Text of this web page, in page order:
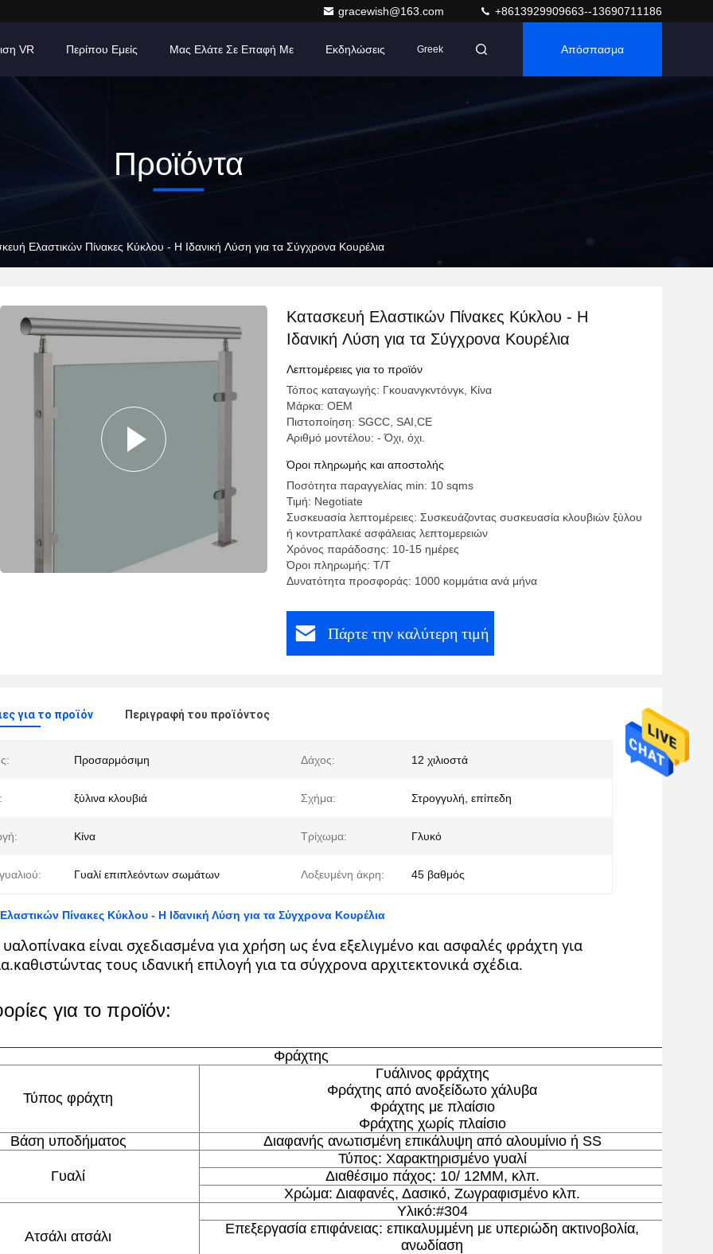
gracewish@163.com +8613929909663--13690711186
VR Περίπου Εμείς Μας Ελάτε Σε Επαφή Με Εκδηλώσεις Greek Απόσπασμα
Προϊόντα
Ελαστικών Πίνακες Κύκλου - Η Ιδανική Λύση για τα Σύγχρονα Κουρέλια
Κατασκευή Ελαστικών Πίνακες Κύκλου - Η
Ιδανική Λύση για τα Σύγχρονα Κουρέλια
Λεπτομέρειες για το προϊόν
Τόπος καταγωγής: Γκουανγκντόνγκ, Κίνα
Μάρκα: OEM
Πιστοποίηση: SGCC, SAI,CE
Αριθμό μοντέλου: - Όχι, όχι.
Όροι πληρωμής και αποστολής
Ποσότητα παραγγελίας min: 10 sqms
Τιμή: Negotiate
Συσκευασία λεπτομέρειες: Συσκευάζοντας συσκευασία κλουβιών ξύλου
ή κοντραπλακέ ασφάλειας λεπτομερειών
Χρόνος παράδοσης: 10-15 ημέρες
Όροι πληρωμής: Τ/Τ
Δυνατότητα προσφοράς: 1000 κομμάτια ανά μήνα
Πάρτε την καλύτερη τιμή
για το προϊόν Περιγραφή του προϊόντος
Προσαρμόσιμη Δάχος: 12 χιλιοστά
ξύλινα κλουβιά Σχήμα: Στρογγυλή, επίπεδη
Κίνα Τρίχωμα: Γλυκό
Γυαλί επιπλεόντων σωμάτων Λοξευμένη άκρη: 45 βαθμός
Πίνακες Κύκλου - Η Ιδανική Λύση για τα Σύγχρονα Κουρέλια
είναι σχεδιασμένα για χρήση ως ένα εξελιγμένο και ασφαλές φράχτη για
τους ιδανική επιλογή για τα σύγχρονα αρχιτεκτονικά σχέδια.
για το προϊόν:
Φράχτης
Τύπος φράχτη
Γυάλινος φράχτης
Φράχτης από ανοξείδωτο χάλυβα
Φράχτης με πλαίσιο
Φράχτης χωρίς πλαίσιο
Βάση υποδήματος
Διαφανής ανωτισμένη επικάλυψη από αλουμίνιο ή SS
Γυαλί
Τύπος: Χαρακτηρισμένο γυαλί
Διαθέσιμο πάχος: 10/ 12MM, κλπ.
Χρώμα: Διαφανές, Δασικό, Ζωγραφισμένο κλπ.
Ατσάλι ατσάλι
Υλικό:#304
Επεξεργασία επιφάνειας: επικαλυμμένη με υπεριώδη ακτινοβολία,
ανωδίαση